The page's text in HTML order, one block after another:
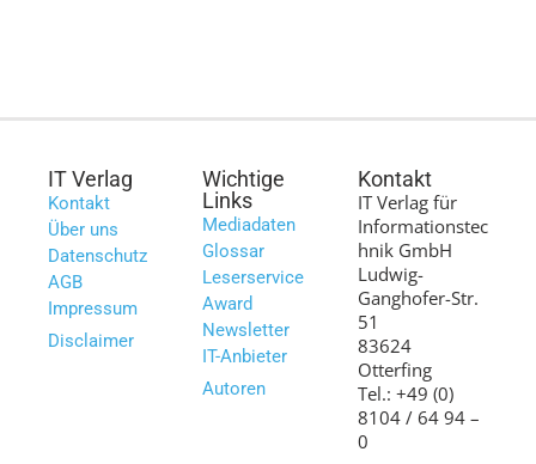
IT Verlag
Kontakt
Über uns
Datenschutz
AGB
Impressum
Disclaimer
Wichtige
Links
Mediadaten
Glossar
Leserservice
Award
Newsletter
IT-Anbieter
Autoren
Kontakt
IT Verlag für
Informationstec
hnik GmbH
Ludwig-
Ganghofer-Str.
51
83624
Otterfing
Tel.: +49 (0)
8104 / 64 94 –
0